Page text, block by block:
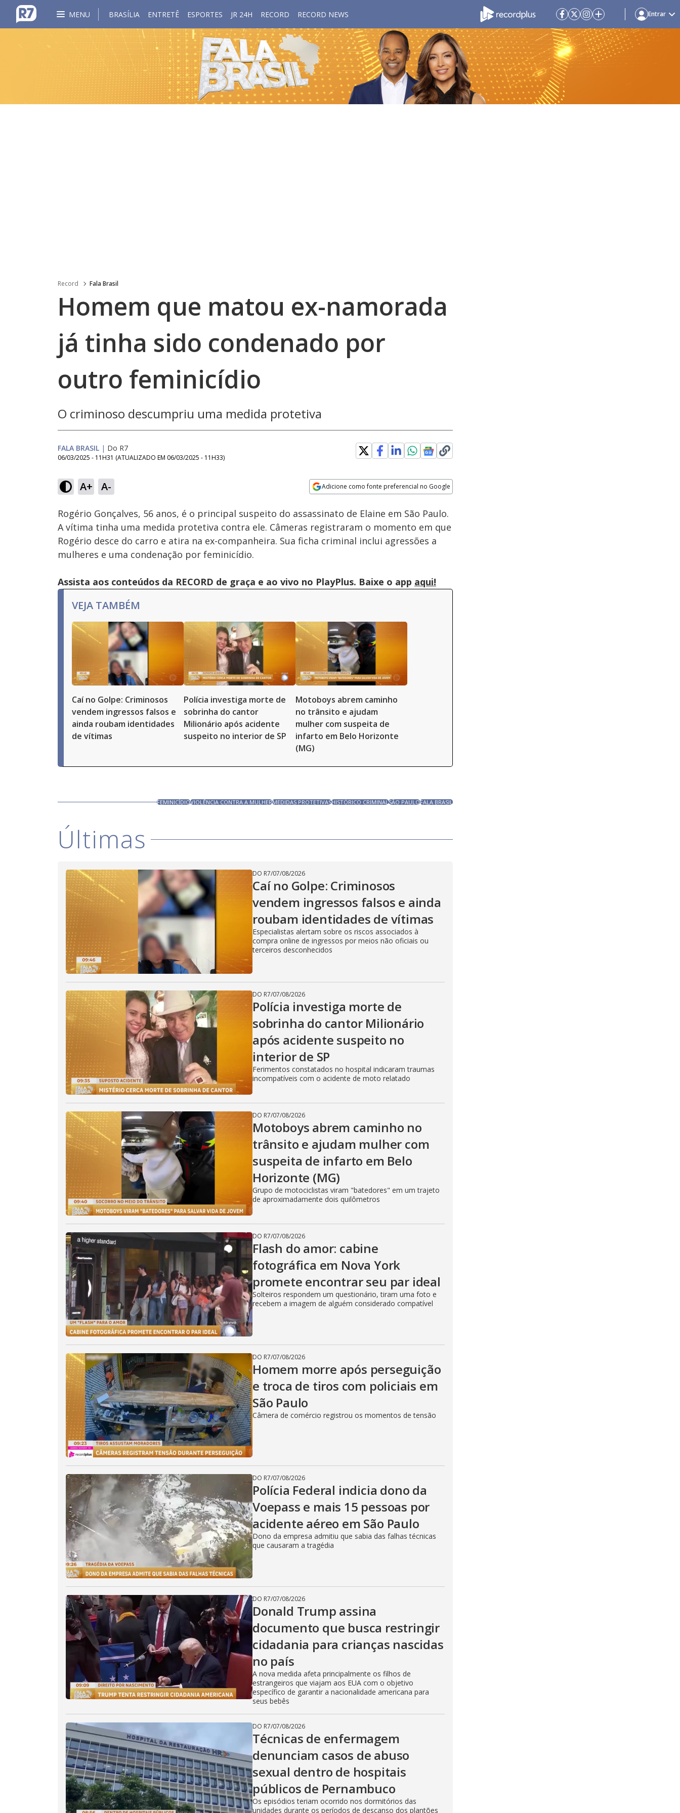
MENU BRASÍLIA ENTRETÊ ESPORTES JR 24H RECORD RECORD NEWS Entrar
Record Fala Brasil
Homem que matou ex-namorada
já tinha sido condenado por
outro feminicídio
O criminoso descumpriu uma medida protetiva
FALA BRASIL | Do R7
06/03/2025 - 11H31 (ATUALIZADO EM 06/03/2025 - 11H33)
A+ A- Adicione como fonte preferencial no Google
vendem ingressos falsos e
ainda roubam identidades de
vítimas
Ativar
Som
Velocidade
Rogério Gonçalves, 56 anos, é o principal suspeito do assassinato de Elaine em São Paulo.
A vítima tinha uma medida protetiva contra ele. Câmeras registraram o momento em que
Rogério desce do carro e atira na ex-companheira. Sua ficha criminal inclui agressões a
mulheres e uma condenação por feminicídio.
Assista aos conteúdos da RECORD de graça e ao vivo no PlayPlus. Baixe o app aqui!
VEJA TAMBÉM
Caí no Golpe: Criminosos
vendem ingressos falsos e
ainda roubam identidades
de vítimas
Polícia investiga morte de
sobrinha do cantor
Milionário após acidente
suspeito no interior de SP
Motoboys abrem caminho
no trânsito e ajudam
mulher com suspeita de
infarto em Belo Horizonte
(MG)
FEMINICÍDIOVIOLÊNCIA CONTRA A MULHERMEDIDAS PROTETIVASHISTÓRICO CRIMINALSÃO PAULOFALA BRASIL
Últimas
DO R7/07/08/2026
Caí no Golpe: Criminosos
vendem ingressos falsos e ainda
roubam identidades de vítimas
Especialistas alertam sobre os riscos associados à
compra online de ingressos por meios não oficiais ou
terceiros desconhecidos
DO R7/07/08/2026
Polícia investiga morte de
sobrinha do cantor Milionário
após acidente suspeito no
interior de SP
Ferimentos constatados no hospital indicaram traumas
incompatíveis com o acidente de moto relatado
DO R7/07/08/2026
Motoboys abrem caminho no
trânsito e ajudam mulher com
suspeita de infarto em Belo
Horizonte (MG)
Grupo de motociclistas viram "batedores" em um trajeto
de aproximadamente dois quilômetros
DO R7/07/08/2026
Flash do amor: cabine
fotográfica em Nova York
promete encontrar seu par ideal
Solteiros respondem um questionário, tiram uma foto e
recebem a imagem de alguém considerado compatível
DO R7/07/08/2026
Homem morre após perseguição
e troca de tiros com policiais em
São Paulo
Câmera de comércio registrou os momentos de tensão
DO R7/07/08/2026
Polícia Federal indicia dono da
Voepass e mais 15 pessoas por
acidente aéreo em São Paulo
Dono da empresa admitiu que sabia das falhas técnicas
que causaram a tragédia
DO R7/07/08/2026
Donald Trump assina
documento que busca restringir
cidadania para crianças nascidas
no país
A nova medida afeta principalmente os filhos de
estrangeiros que viajam aos EUA com o objetivo
específico de garantir a nacionalidade americana para
seus bebês
DO R7/07/08/2026
Técnicas de enfermagem
denunciam casos de abuso
sexual dentro de hospitais
públicos de Pernambuco
Os episódios teriam ocorrido nos dormitórios das
unidades durante os períodos de descanso dos plantões